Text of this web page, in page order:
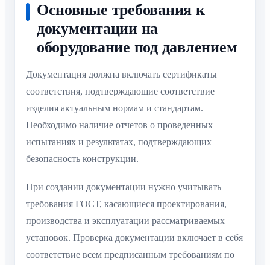
Основные требования к
документации на
оборудование под давлением
Документация должна включать сертификаты
соответствия, подтверждающие соответствие
изделия актуальным нормам и стандартам.
Необходимо наличие отчетов о проведенных
испытаниях и результатах, подтверждающих
безопасность конструкции.
При создании документации нужно учитывать
требования ГОСТ, касающиеся проектирования,
производства и эксплуатации рассматриваемых
установок. Проверка документации включает в себя
соответствие всем предписанным требованиям по